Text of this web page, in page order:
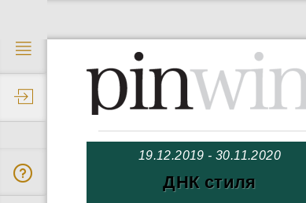
19.12.2019 - 30.11.2020
ДНК стиля